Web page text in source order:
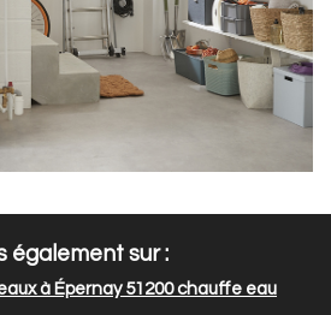
également sur :
à Épernay 51200chauffe eau